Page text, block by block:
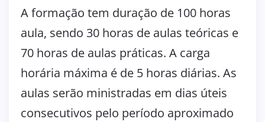
A formação tem duração de 100 horas
aula, sendo 30 horas de aulas teóricas e
70 horas de aulas práticas. A carga
horária máxima é de 5 horas diárias. As
aulas serão ministradas em dias úteis
consecutivos pelo período aproximado